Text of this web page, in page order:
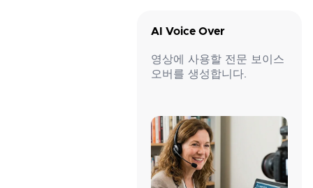
AI Voice Over
영상에 사용할 전문 보이스
오버를 생성합니다.